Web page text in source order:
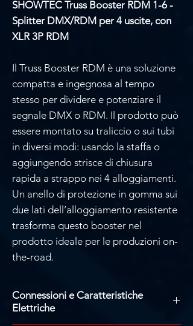
SHOWTEC Truss Booster RDM 1-6 -
Splitter DMX/RDM per 4 uscite, con
XLR 3P RDM
Il Truss Booster RDM è una soluzione
compatta e ingegnosa al tempo
stesso per dividere e potenziare il
segnale DMX o RDM. Il prodotto può
essere montato su traliccio o sui tubi
in diversi modi: usando la staffa o
aggiungendo strisce di chiusura
rapida a strappo nei 4 alloggiamenti.
Un anello di protezione in gomma sui
due lati dell’alloggiamento resistente
trasforma questo booster nel
prodotto ideale per le produzioni on-
the-road.
Connessioni e Caratteristiche
Elettriche